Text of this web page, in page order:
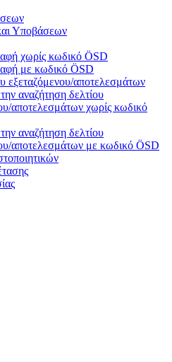
Υποβάσεων
χωρίς κωδικό ÖSD
με κωδικό ÖSD
εξεταζόμενου/αποτελεσμάτων
αναζήτηση δελτίου
αποτελεσμάτων χωρίς κωδικό
αναζήτηση δελτίου
αποτελεσμάτων με κωδικό ÖSD